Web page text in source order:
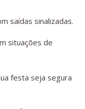
saídas sinalizadas.
situações de
festa seja segura